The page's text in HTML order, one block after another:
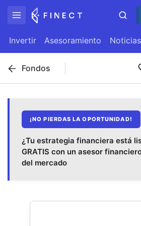
Invertir Asesoramiento Noticias
Fondos
¡NO PIERDAS LA OPORTUNIDAD!
¿Tu estrategia financiera está
GRATIS con un asesor
del mercado